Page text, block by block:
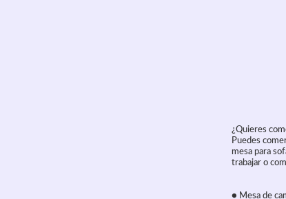
¿Quieres
Puedes
mesa para
trabajar o
● Mesa de